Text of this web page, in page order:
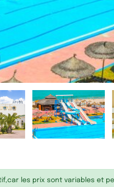
les prix sont variables et